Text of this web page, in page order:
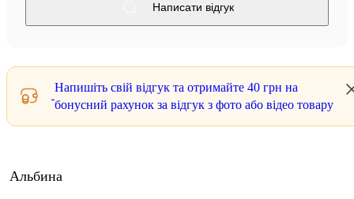
Написати відгук
Напишіть свій відгук та отримайте 40 грн на
бонусний рахунок за відгук з фото або відео товару
Альбина